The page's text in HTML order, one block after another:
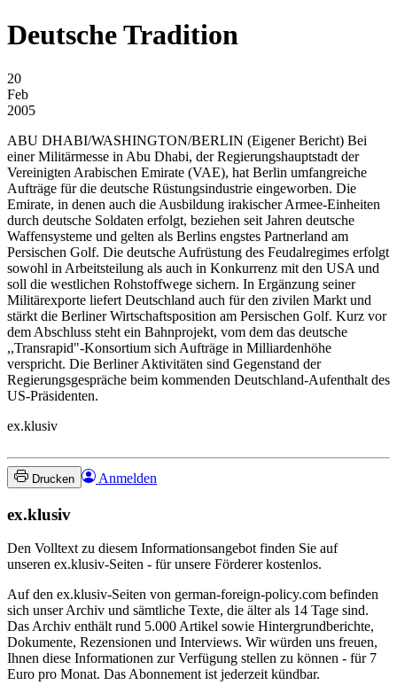
Deutsche Tradition
20
Feb
2005
ABU DHABI/WASHINGTON/BERLIN (Eigener Bericht) Bei
einer Militärmesse in Abu Dhabi, der Regierungshauptstadt der
Vereinigten Arabischen Emirate (VAE), hat Berlin umfangreiche
Aufträge für die deutsche Rüstungsindustrie eingeworben. Die
Emirate, in denen auch die Ausbildung irakischer Armee-Einheiten
durch deutsche Soldaten erfolgt, beziehen seit Jahren deutsche
Waffensysteme und gelten als Berlins engstes Partnerland am
Persischen Golf. Die deutsche Aufrüstung des Feudalregimes erfolgt
sowohl in Arbeitsteilung als auch in Konkurrenz mit den USA und
soll die westlichen Rohstoffwege sichern. In Ergänzung seiner
Militärexporte liefert Deutschland auch für den zivilen Markt und
stärkt die Berliner Wirtschaftsposition am Persischen Golf. Kurz vor
dem Abschluss steht ein Bahnprojekt, vom dem das deutsche
,,Transrapid"-Konsortium sich Aufträge in Milliardenhöhe
verspricht. Die Berliner Aktivitäten sind Gegenstand der
Regierungsgespräche beim kommenden Deutschland-Aufenthalt des
US-Präsidenten.
ex.klusiv
Drucken Anmelden
ex.klusiv
Den Volltext zu diesem Informationsangebot finden Sie auf
unseren ex.klusiv-Seiten - für unsere Förderer kostenlos.
Auf den ex.klusiv-Seiten von german-foreign-policy.com befinden
sich unser Archiv und sämtliche Texte, die älter als 14 Tage sind.
Das Archiv enthält rund 5.000 Artikel sowie Hintergrundberichte,
Dokumente, Rezensionen und Interviews. Wir würden uns freuen,
Ihnen diese Informationen zur Verfügung stellen zu können - für 7
Euro pro Monat. Das Abonnement ist jederzeit kündbar.